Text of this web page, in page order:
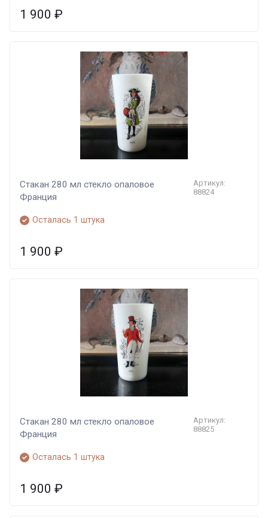
1 900 ₽
Стакан 280 мл стекло опаловое
Франция
Артикул:
88824
Осталась 1 штука
1 900 ₽
Стакан 280 мл стекло опаловое
Франция
Артикул:
88825
Осталась 1 штука
1 900 ₽